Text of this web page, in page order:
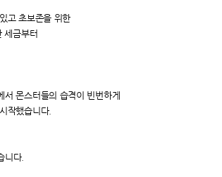
고초보존을 위한
세금부터
몬스터들의 습격이 빈번하게
작했습니다.
니다.